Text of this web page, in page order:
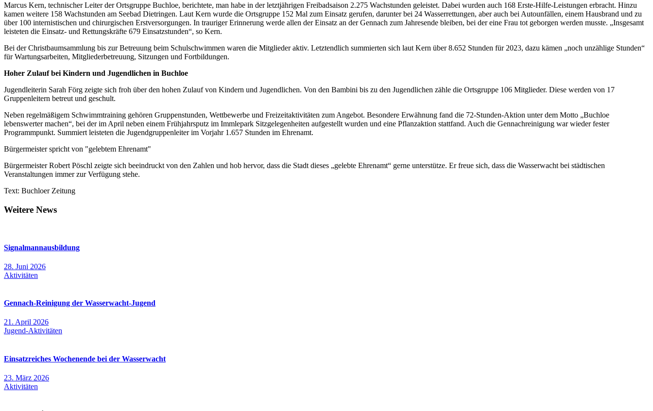
Marcus Kern, technischer Leiter der Ortsgruppe Buchloe, berichtete, man habe in der letztjährigen Freibadsaison 2.275 Wachstunden geleistet. Dabei wurden auch 168 Erste-Hilfe-Leistungen erbracht. Hinzu
kamen weitere 158 Wachstunden am Seebad Dietringen. Laut Kern wurde die Ortsgruppe 152 Mal zum Einsatz gerufen, darunter bei 24 Wasserrettungen, aber auch bei Autounfällen, einem Hausbrand und zu
über 100 internistischen und chirurgischen Erstversorgungen. In trauriger Erinnerung werde allen der Einsatz an der Gennach zum Jahresende bleiben, bei der eine Frau tot geborgen werden musste. „Insgesamt
leisteten die Einsatz- und Rettungskräfte 679 Einsatzstunden“, so Kern.
Bei der Christbaumsammlung bis zur Betreuung beim Schulschwimmen waren die Mitglieder aktiv. Letztendlich summierten sich laut Kern über 8.652 Stunden für 2023, dazu kämen „noch unzählige Stunden“
für Wartungsarbeiten, Mitgliederbetreuung, Sitzungen und Fortbildungen.
Hoher Zulauf bei Kindern und Jugendlichen in Buchloe
Jugendleiterin Sarah Förg zeigte sich froh über den hohen Zulauf von Kindern und Jugendlichen. Von den Bambini bis zu den Jugendlichen zähle die Ortsgruppe 106 Mitglieder. Diese werden von 17
Gruppenleitern betreut und geschult.
Neben regelmäßigem Schwimmtraining gehören Gruppenstunden, Wettbewerbe und Freizeitaktivitäten zum Angebot. Besondere Erwähnung fand die 72-Stunden-Aktion unter dem Motto „Buchloe
lebenswerter machen“, bei der im April neben einem Frühjahrsputz im Immlepark Sitzgelegenheiten aufgestellt wurden und eine Pflanzaktion stattfand. Auch die Gennachreinigung war wieder fester
Programmpunkt. Summiert leisteten die Jugendgruppenleiter im Vorjahr 1.657 Stunden im Ehrenamt.
Bürgermeister spricht von "gelebtem Ehrenamt"
Bürgermeister Robert Pöschl zeigte sich beeindruckt von den Zahlen und hob hervor, dass die Stadt dieses „gelebte Ehrenamt“ gerne unterstütze. Er freue sich, dass die Wasserwacht bei städtischen
Veranstaltungen immer zur Verfügung stehe.
Text: Buchloer Zeitung
Weitere News
Signalmannausbildung
28. Juni 2026
Aktivitäten
Gennach-Reinigung der Wasserwacht-Jugend
21. April 2026
Jugend-Aktivitäten
Einsatzreiches Wochenende bei der Wasserwacht
23. März 2026
Aktivitäten